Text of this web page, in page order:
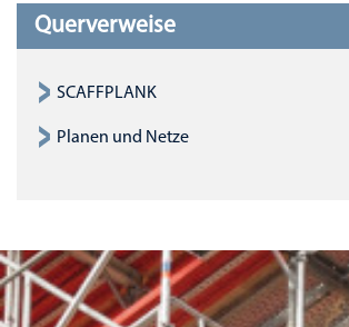
Querverweise
SCAFFPLANK
Planen und Netze